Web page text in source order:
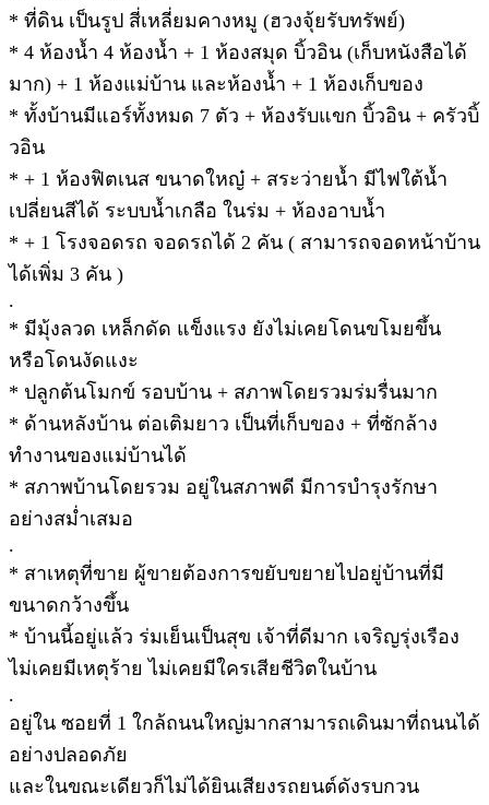
* ที่ดิน เป็นรูป สี่เหลี่ยมคางหมู (ฮวงจุ้ยรับทรัพย์)
* 4 ห้องน้ำ 4 ห้องน้ำ + 1 ห้องสมุด บิ้วอิน (เก็บหนังสือได้
มาก) + 1 ห้องแม่บ้าน และห้องน้ำ + 1 ห้องเก็บของ
* ทั้งบ้านมีแอร์ทั้งหมด 7 ตัว + ห้องรับแขก บิ้วอิน + ครัวบิ้
วอิน
* + 1 ห้องฟิตเนส ขนาดใหญ๋ + สระว่ายน้ำ มีไฟใต้น้ำ
เปลี่ยนสีได้ ระบบน้ำเกลือ ในร่ม + ห้องอาบน้ำ
* + 1 โรงจอดรถ จอดรถได้ 2 คัน ( สามารถจอดหน้าบ้าน
ได้เพิ่ม 3 คัน )
.
* มีมุ้งลวด เหล็กดัด แข็งแรง ยังไม่เคยโดนขโมยขึ้น
หรือโดนงัดแงะ
* ปลูกต้นโมกข์ รอบบ้าน + สภาพโดยรวมร่มรื่นมาก
* ด้านหลังบ้าน ต่อเติมยาว เป็นที่เก็บของ + ที่ซักล้าง
ทำงานของแม่บ้านได้
* สภาพบ้านโดยรวม อยู่ในสภาพดี มีการบำรุงรักษา
อย่างสม่ำเสมอ
.
* สาเหตุที่ขาย ผู้ขายต้องการขยับขยายไปอยู่บ้านที่มี
ขนาดกว้างขึ้น
* บ้านนี้อยู่แล้ว ร่มเย็นเป็นสุข เจ้าที่ดีมาก เจริญรุ่งเรือง
ไม่เคยมีเหตุร้าย ไม่เคยมีใครเสียชีวิตในบ้าน
.
อยู่ใน ซอยที่ 1 ใกล้ถนนใหญ่มากสามารถเดินมาที่ถนนได้
อย่างปลอดภัย
และในขณะเดียวก็ไม่ได้ยินเสียงรถยนต์ดังรบกวน